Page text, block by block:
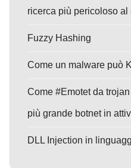
ricerca più pericoloso al
Fuzzy Hashing
Come un malware può
Come #Emotet da
più grande botnet in
DLL Injection in